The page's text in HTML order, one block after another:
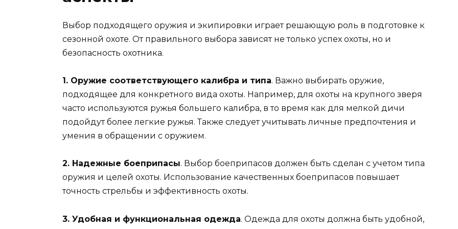
Выбор подходящего оружия и экипировки играет решающую роль в подготовке к
сезонной охоте. От правильного выбора зависят не только успех охоты, но и
безопасность охотника.
1. Оружие соответствующего калибра и типа. Важно выбирать оружие,
подходящее для конкретного вида охоты. Например, для охоты на крупного зверя
часто используются ружья большего калибра, в то время как для мелкой дичи
подойдут более легкие ружья. Также следует учитывать личные предпочтения и
умения в обращении с оружием.
2. Надежные боеприпасы. Выбор боеприпасов должен быть сделан с учетом типа
оружия и целей охоты. Использование качественных боеприпасов повышает
точность стрельбы и эффективность охоты.
3. Удобная и функциональная одежда. Одежда для охоты должна быть удобной,